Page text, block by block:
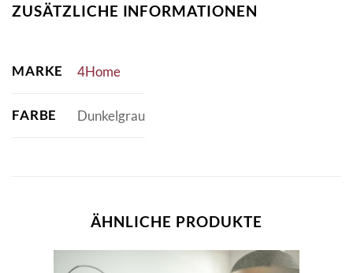
ZUSÄTZLICHE INFORMATIONEN
MARKE 4Home
FARBE Dunkelgrau
ÄHNLICHE PRODUKTE